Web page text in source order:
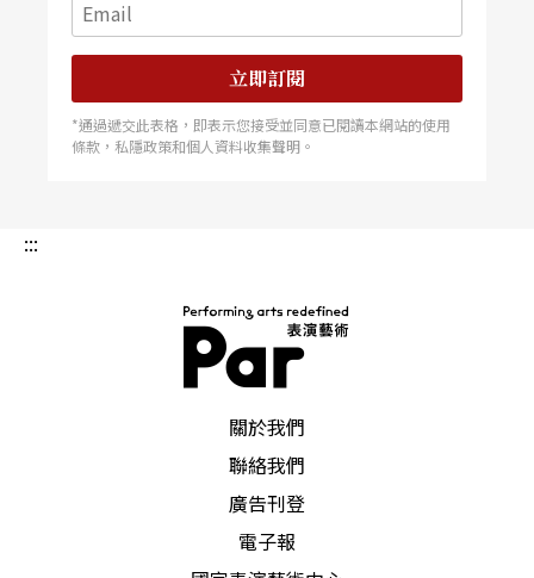
械鬥，以及日據時代歸屬感的掙扎。同樣是鮮明變
換的生活剪影，點滴鋪陳出今昔之間的異與同。
還要上台串演五、六十個角色。他們的熱情與生命
力，就像新竹的一根歡喜的樹苗。 （閻鴻亞）
立即訂閱
*通過遞交此表格，即表示您接受並同意已閱讀本網站的使用
條款，私隱政策和個人資料收集聲明。
:::
關於我們
聯絡我們
廣告刊登
電子報